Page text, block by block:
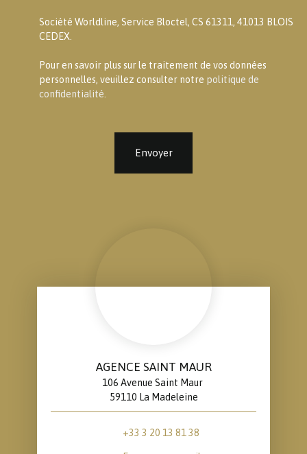
Société Worldline, Service Bloctel, CS 61311, 41013 BLOIS
CEDEX.
Pour en savoir plus sur le traitement de vos données
personnelles, veuillez consulter notre politique de
confidentialité
Envoyer
AGENCE SAINT MAUR
106 Avenue Saint Maur
59110 La Madeleine
+33 3 20 13 81 38